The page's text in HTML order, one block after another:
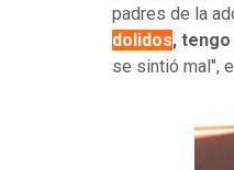
padres de la
dolidos,
se sintió mal",